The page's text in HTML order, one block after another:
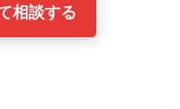
相談する